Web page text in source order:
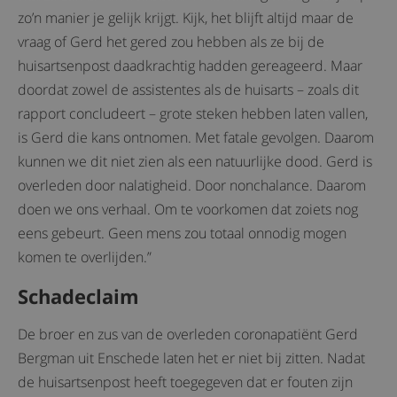
zo’n manier je gelijk krijgt. Kijk, het blijft altijd maar de
vraag of Gerd het gered zou hebben als ze bij de
huisartsenpost daadkrachtig hadden gereageerd. Maar
doordat zowel de assistentes als de huisarts – zoals dit
rapport concludeert – grote steken hebben laten vallen,
is Gerd die kans ontnomen. Met fatale gevolgen. Daarom
kunnen we dit niet zien als een natuurlijke dood. Gerd is
overleden door nalatigheid. Door nonchalance. Daarom
doen we ons verhaal. Om te voorkomen dat zoiets nog
eens gebeurt. Geen mens zou totaal onnodig mogen
komen te overlijden.”
Schadeclaim
De broer en zus van de overleden coronapatiënt Gerd
Bergman uit Enschede laten het er niet bij zitten. Nadat
de huisartsenpost heeft toegegeven dat er fouten zijn